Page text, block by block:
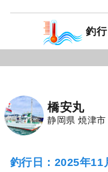
釣
橋安丸
静岡県 焼津
釣行日：2025年11